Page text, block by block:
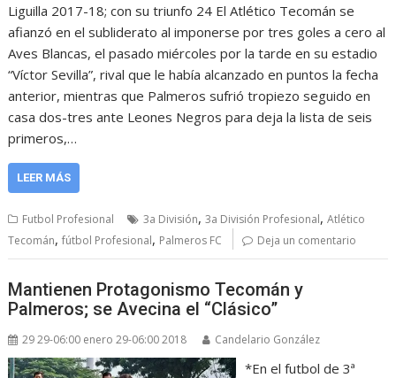
Liguilla 2017-18; con su triunfo 24 El Atlético Tecomán se
afianzó en el subliderato al imponerse por tres goles a cero al
Aves Blancas, el pasado miércoles por la tarde en su estadio
“Víctor Sevilla”, rival que le había alcanzado en puntos la fecha
anterior, mientras que Palmeros sufrió tropiezo seguido en
casa dos-tres ante Leones Negros para deja la lista de seis
primeros,…
LEER MÁS
Futbol Profesional 3a División,3a División Profesional,Atlético
Tecomán,fútbol Profesional, Palmeros FC Deja un comentario
Mantienen Protagonismo Tecomán y
Palmeros; se Avecina el “Clásico”
29 29-06:00 enero 29-06:00 2018 Candelario González
*En el futbol de 3ª